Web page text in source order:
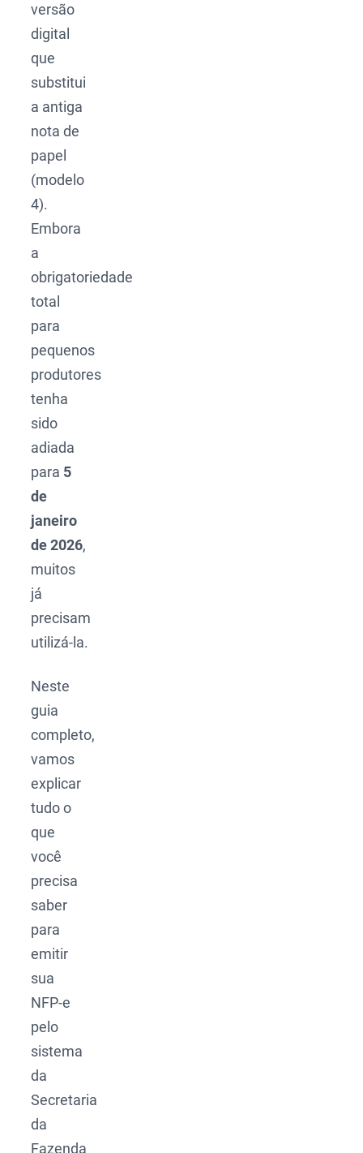
versão
digital
que
substitui
a antiga
nota de
papel
(modelo
4).
Embora
a
obrigatoriedade
total
para
pequenos
produtores
tenha
sido
adiada
para 5
de
janeiro
de 2026,
muitos
já
precisam
utilizá-la.
Neste
guia
completo,
vamos
explicar
tudo o
que
você
precisa
saber
para
emitir
sua
NFP-e
pelo
sistema
da
Secretaria
da
Fazenda